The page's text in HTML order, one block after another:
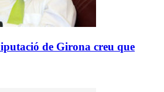
de Girona creu que